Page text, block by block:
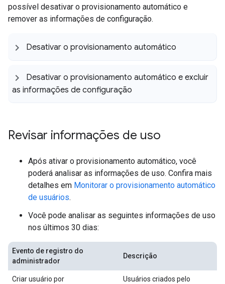
possível desativar o provisionamento automático e
remover as informações de configuração.
Desativar o provisionamento automático
Desativar o provisionamento automático e excluir
as informações de configuração
Revisar informações de uso
Após ativar o provisionamento automático, você
poderá analisar as informações de uso. Confira mais
detalhes em Monitorar o provisionamento automático
de usuários.
Você pode analisar as seguintes informações de uso
nos últimos 30 dias:
Evento de registro do
administrador
Descrição
Criar usuário por
Usuários criados pelo